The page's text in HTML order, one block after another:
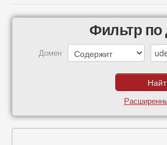
Фильтр
Домен